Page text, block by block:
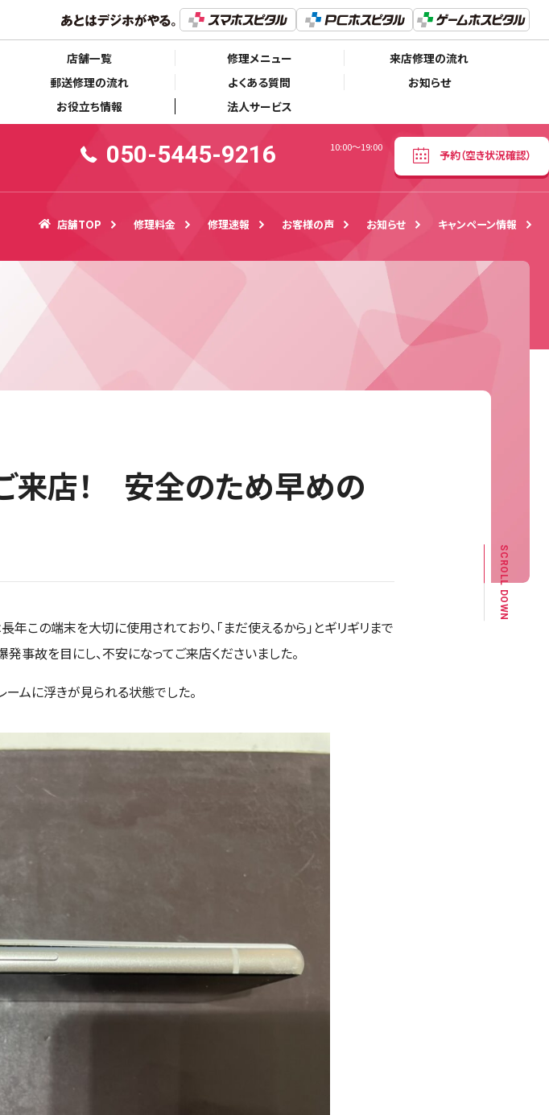
店舗一覧 修理メニュー
来店修理の流れ
郵送修理の流れ
よくある質問
お知らせ
お役立ち情報
法人サービス
050-5445-9216
10:00〜19:00
予約（空き状況確認）
050-5445-9216 10:00〜19:00
予約（空き状況確認）
店舗TOP 修理料金 修理速報 お客様の声 お知らせ キャンペーン情報
SCROLL DOWN
来店！ 安全のため早めの
この端末を大切に使用されており、「まだ使えるから」とギリギリまで
事故を目にし、不安になってご来店くださいました。
ームに浮きが見られる状態でした。